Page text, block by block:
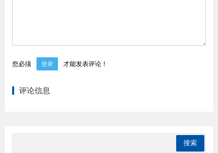
您必须 登录 才能发表评论！
评论信息